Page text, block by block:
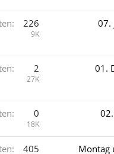
226
9K
07.
2
27K
01.
0
18K
405 Montag